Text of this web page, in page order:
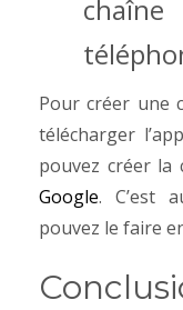
Pour créer une
télécharger
pouvez créer la
Google. C’est
pouvez le faire